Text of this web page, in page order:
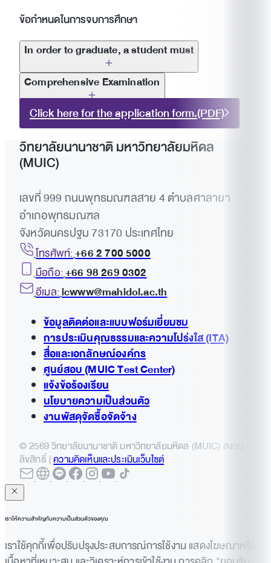
ข้อกำหนดในการจบการศึกษา
In order to graduate, a student must
Complete one’s full-time studies according to curricula structures. Complete
all required courses and obtain a grading record that satisfies the
requirements of the program. Fulfill the program requirements with a GPA of
announced by the Faculty of Graduate Studies, Mahidol University.
Participate in skill development activities of the Graduate Studies Mahidol
University Pass a thesis/thematic paper examination with the result Passed
(if Passed with Conditions, the student must revise the thesis/thematic paper
until the result shows Passed).
Submit the complete thesis/thematic paper together with abstract and
diskette or CD (PDF File) to the Faculty of Graduate Studies. Students in plan
B must pass a Comprehensive Examination before the Thematic Paper
Examination. Submit a document that shows that the thesis or a part of the
thesis is (1) published or (2) accepted for publication in a journal or other
academic printed matter which has a peer review or (3) is presented at an
academic conference which has a peer review and proceedings.
Comprehensive Examination
Click here for the application form.(PDF)
วิทยาลัยนานาชาติ มหาวิทยาลัยมหิดล
(MUIC)
เลขที่ 999 ถนนพุทธมณฑลสาย 4 ตำบลศาลายา
อำเภอพุทธมณฑล
จังหวัดนครปฐม 73170 ประเทศไทย
โทรศัพท์:+66 2 700 5000
มือถือ:+66 98 269 0302
อีเมล:icwww@mahidol.ac.th
ข้อมูลติดต่อและแบบฟอร์มเยี่ยมชม
การประเมินคุณธรรมและความโปร่งใส (ITA)
สื่อและเอกลักษณ์องค์กร
ศูนย์สอบ (MUIC Test Center)
แจ้งข้อร้องเรียน
นโยบายความเป็นส่วนตัว
งานพัสดุจัดซื้อจัดจ้าง
© 2569 วิทยาลัยนานาชาติ มหาวิทยาลัยมหิดล (MUIC) สงวน
ลิขสิทธิ์ |ความคิดเห็นและประเมินเว็บไซต์
เราให้ความสำคัญกับความเป็นส่วนตัวของคุณ
เราใช้คุกกี้เพื่อปรับปรุงประสบการณ์การใช้งาน แสดงโฆษณาหรือ